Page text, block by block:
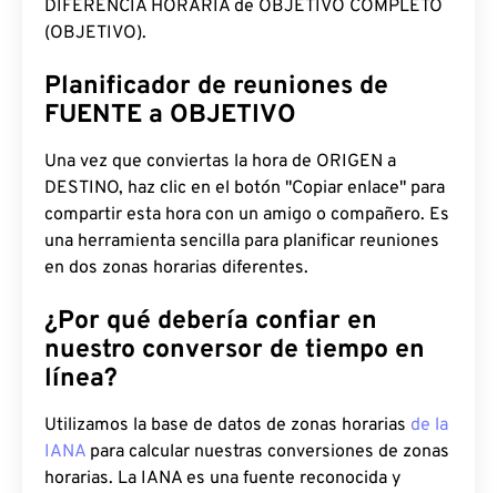
DIFERENCIA HORARIA de OBJETIVO COMPLETO
(OBJETIVO).
Planificador de reuniones de
FUENTE a OBJETIVO
Una vez que conviertas la hora de ORIGEN a
DESTINO, haz clic en el botón "Copiar enlace" para
compartir esta hora con un amigo o compañero. Es
una herramienta sencilla para planificar reuniones
en dos zonas horarias diferentes.
¿Por qué debería confiar en
nuestro conversor de tiempo en
línea?
Utilizamos la base de datos de zonas horarias de la
IANA para calcular nuestras conversiones de zonas
horarias. La IANA es una fuente reconocida y